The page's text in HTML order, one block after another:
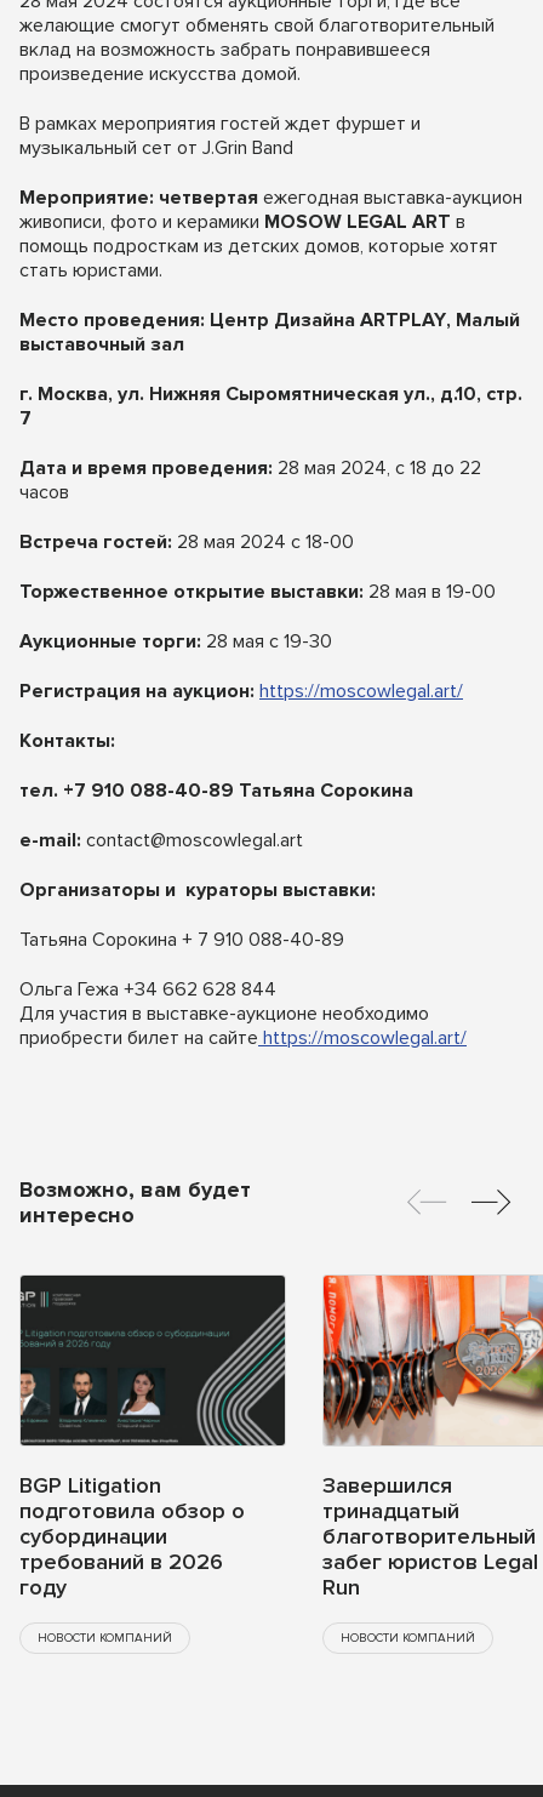
желающие смогут обменять свой благотворительный
вклад на возможность забрать понравившееся
произведение искусства домой.
В рамках мероприятия гостей ждет фуршет и
музыкальный сет от J.Grin Band
Мероприятие: четвертая ежегодная выставка-аукцион
живописи, фото и керамики MOSOW LEGAL ART в
помощь подросткам из детских домов, которые хотят
стать юристами.
Место проведения: Центр Дизайна ARTPLAY, Малый
выставочный зал
г. Москва, ул. Нижняя Сыромятническая ул., д.10, стр.
7
Дата и время проведения: 28 мая 2024, с 18 до 22
часов
Встреча гостей: 28 мая 2024 с 18-00
Торжественное открытие выставки: 28 мая в 19-00
Аукционные торги: 28 мая с 19-30
Регистрация на аукцион: https://moscowlegal.art/
Контакты:
тел. +7 910 088-40-89 Татьяна Сорокина
e-mail: contact@moscowlegal.art
Организаторы и кураторы выставки:
Татьяна Сорокина + 7 910 088-40-89
Ольга Гежа +34 662 628 844
Для участия в выставке-аукционе необходимо
приобрести билет на сайте https://moscowlegal.art/
Возможно, вам будет
интересно
BGP Litigation
подготовила обзор о
субординации
требований в 2026
году
НОВОСТИ КОМПАНИЙ
Завершился
тринадцатый
благотворительный
забег юристов Legal
Run
НОВОСТИ КОМПАНИЙ